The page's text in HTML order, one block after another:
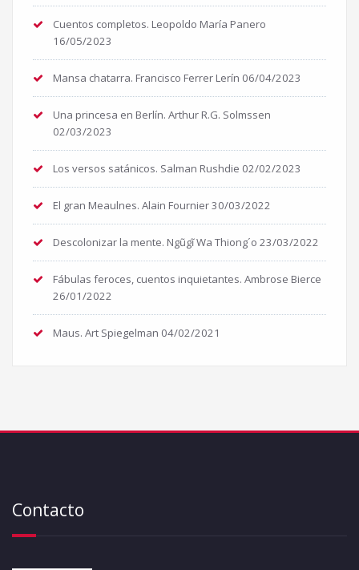
Cuentos completos. Leopoldo María Panero
16/05/2023
Mansa chatarra. Francisco Ferrer Lerín 06/04/2023
Una princesa en Berlín. Arthur R.G. Solmssen
02/03/2023
Los versos satánicos. Salman Rushdie 02/02/2023
El gran Meaulnes. Alain Fournier30/03/2022
Descolonizar la mente. Ngũgĩ Wa Thiong´o 23/03/2022
Fábulas feroces, cuentos inquietantes. Ambrose Bierce
26/01/2022
Maus. Art Spiegelman 04/02/2021
Contacto